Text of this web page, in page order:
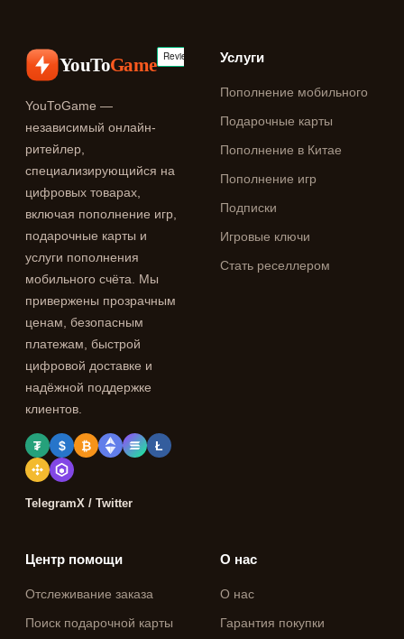
YouToGame
YouToGame —
независимый онлайн-
ритейлер,
специализирующийся на
цифровых товарах,
включая пополнение игр,
подарочные карты и
услуги пополнения
мобильного счёта. Мы
привержены прозрачным
ценам, безопасным
платежам, быстрой
цифровой доставке и
надёжной поддержке
клиентов.
₮ $ ₿ Ł
TelegramX / Twitter
Услуги
Пополнение мобильного
Подарочные карты
Пополнение в Китае
Пополнение игр
Подписки
Игровые ключи
Стать реселлером
Центр помощи
Отслеживание заказа
Поиск подарочной карты
О нас
О нас
Гарантия покупки